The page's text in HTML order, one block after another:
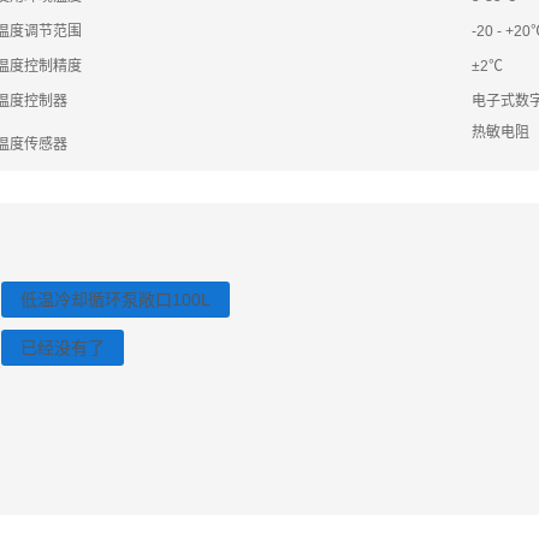
度调节范围 -20 -
度控制精度 ±2℃
度控制器 电子式数
度传感器
热敏电阻
低温冷却循环泵敞口100L
已经没有了